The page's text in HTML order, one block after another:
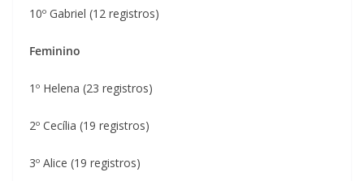
10º Gabriel (12 registros)
Feminino
1º Helena (23 registros)
2º Cecília (19 registros)
3º Alice (19 registros)